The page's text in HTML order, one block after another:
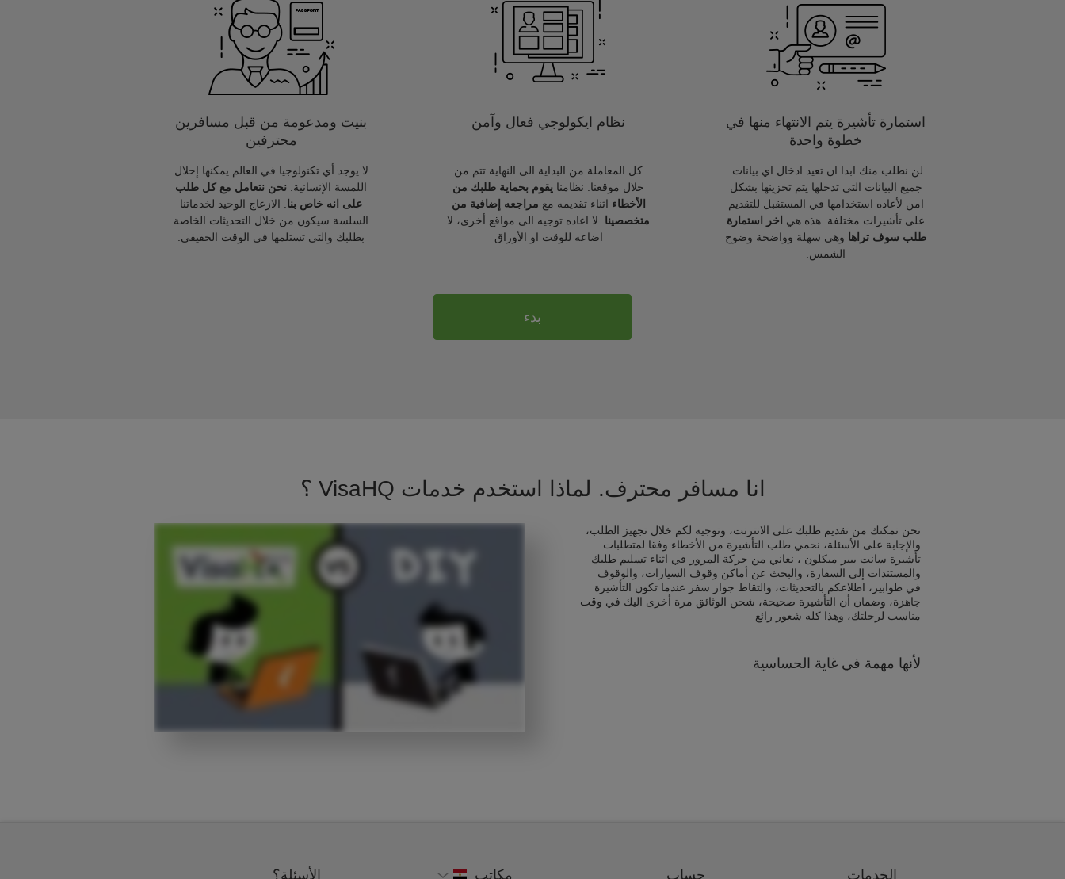
استمارة تأشيرة يتم الانتهاء منها في
خطوة واحدة
لن نطلب منك ابدا ان تعيد ادخال اي بيانات.
جميع البيانات التي تدخلها يتم تخزينها بشكل
امن لأعاده استخدامها في المستقبل للتقديم
على تأشيرات مختلفة. هذه هي
اخر استمارة
طلب سوف تراها وهي سهلة وواضحة وضوح
الشمس.
نظام ايكولوجي فعال وآمن
كل المعاملة من البداية الى النهاية تتم من
خلال موقعنا. نظامنا يقوم بحماية طلبك من
الأخطاء اثناء تقديمه مع مراجعه إضافية من
متخصصينا . لا اعاده توجيه الى مواقع أخرى، لا
اضاعه للوقت او الأوراق
بنيت ومدعومة من قبل مسافرين
محترفين
لا يوجد أي تكنولوجيا في العالم يمكنها إحلال
اللمسة الإنسانية. نحن نتعامل مع كل طلب
على انه خاص بنا . الازعاج الوحيد لخدماتنا
السلسة سيكون من خلال التحديثات الخاصة
بطلبك والتي تستلمها في الوقت الحقيقي.
بدء
انا مسافر محترف. لماذا استخدم خدمات VisaHQ ؟
نحن نمكنك من تقديم طلبك على الانترنت، وتوجيه لكم خلال تجهيز الطلب،
والإجابة على الأسئلة، نحمي طلب التأشيرة من الأخطاء وفقا لمتطلبات
تأشيرة سانت بيير ميكلون ، نعاني من حركة المرور في اثناء تسليم طلبك
والمستندات إلى السفارة، والبحث عن أماكن وقوف السيارات، والوقوف
في طوابير، اطلاعكم بالتحديثات، والتقاط جواز سفر عندما تكون التأشيرة
جاهزة، وضمان أن التأشيرة صحيحة، شحن الوثائق مرة أخرى اليك في وقت
مناسب لرحلتك، وهذا كله شعور رائع
لأنها مهمة في غاية الحساسية
الخدمات حساب مكاتب الأسئلة؟